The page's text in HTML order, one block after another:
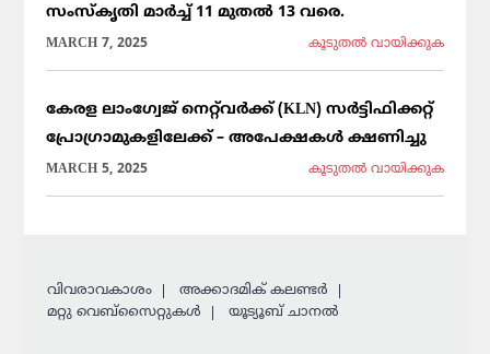
സംസ്കൃതി മാർച്ച് 11 മുതൽ 13 വരെ.
MARCH 7, 2025 കൂടുതല്‍ വായിക്കുക
കേരള ലാംഗ്വേജ് നെറ്റ്‌വർക്ക് (KLN) സർട്ടിഫിക്കറ്റ്
പ്രോഗ്രാമുകളിലേക്ക് – അപേക്ഷകൾ ക്ഷണിച്ചു
MARCH 5, 2025 കൂടുതല്‍ വായിക്കുക
വിവരാവകാശം
അക്കാദമിക് കലണ്ടര്‍
മറ്റു വെബ്സൈറ്റുകള്‍
യൂട്യൂബ് ചാനൽ